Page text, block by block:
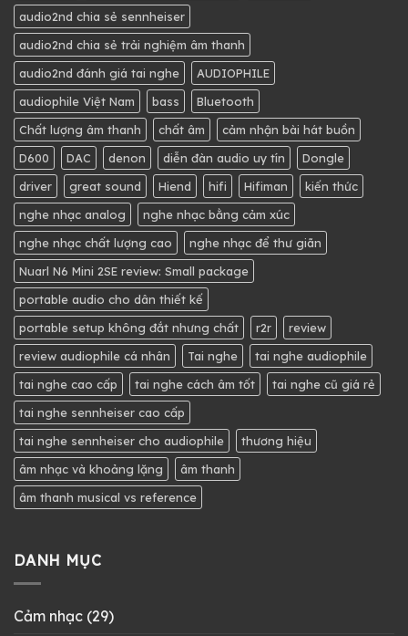
audio2nd chia sẻ sennheiser
audio2nd chia sẻ trải nghiệm âm thanh
audio2nd đánh giá tai nghe
AUDIOPHILE
audiophile Việt Nam
bass
Bluetooth
Chất lượng âm thanh
chất âm
cảm nhận bài hát buồn
D600
DAC denon diễn đàn audio uy tín
Dongle
driver
great sound Hiend hifi Hifiman
kiến thức
nghe nhạc analog
nghe nhạc bằng cảm xúc
nghe nhạc chất lượng cao
nghe nhạc để thư giãn
Nuarl N6 Mini 2SE review: Small package
portable audio cho dân thiết kế
portable setup không đắt nhưng chất
r2r
review
review audiophile cá nhân
Tai nghe
tai nghe audiophile
tai nghe cao cấp
tai nghe cách âm tốt
tai nghe cũ giá rẻ
tai nghe sennheiser cao cấp
tai nghe sennheiser cho audiophile
thương hiệu
âm nhạc và khoảng lặng
âm thanh
âm thanh musical vs reference
DANH MỤC
Cảm nhạc (29)